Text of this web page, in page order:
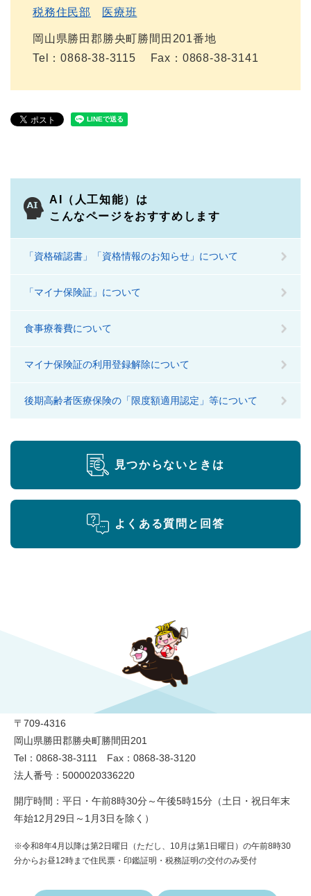
税務住民部 医療班
岡山県勝田郡勝央町勝間田201番地
Tel：0868-38-3115
Fax：0868-38-3141
AI（人工知能）は
こんなページをおすすめします
「資格確認書」「資格情報のお知らせ」について
「マイナ保険証」について
食事療養費について
マイナ保険証の利用登録解除について
後期高齢者医療保険の「限度額適用認定」等について
見つからないときは
よくある質問と回答
〒709-4316
岡山県勝田郡勝央町勝間田201
Tel：0868-38-3111 Fax：0868-38-3120
法人番号：5000020336220
開庁時間：平日・午前8時30分～午後5時15分（土日・祝日年末
年始12月29日～1月3日を除く）
※令和8年4月以降は第2日曜日（ただし、10月は第1日曜日）の午前8時30
分からお昼12時まで住民票・印鑑証明・税務証明の交付のみ受付